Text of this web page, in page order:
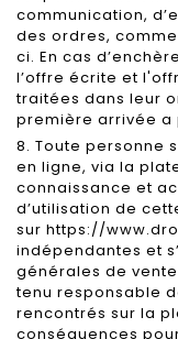
communication,
des ordres,
ci. En cas
l’offre écrite et
traitées dans leur
première arrivée a
8. Toute personne
en ligne, via la
connaissance et
d’utilisation de
sur https://
indépendantes et
générales de
tenu responsable
rencontrés sur la
conséquences